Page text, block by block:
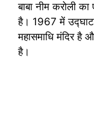
बाबा नीम करोली
है। 1967 में
महासमाधि मंदिर है
है।